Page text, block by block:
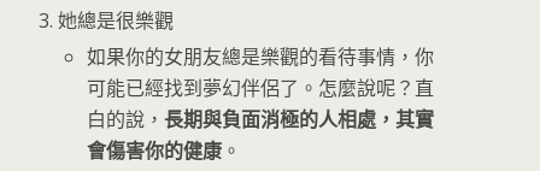
她總是很樂觀
如果你的女朋友總是樂觀的看待事情，你
可能已經找到夢幻伴侶了。怎麼說呢？直
白的說，長期與負面消極的人相處，其實
會傷害你的健康 。